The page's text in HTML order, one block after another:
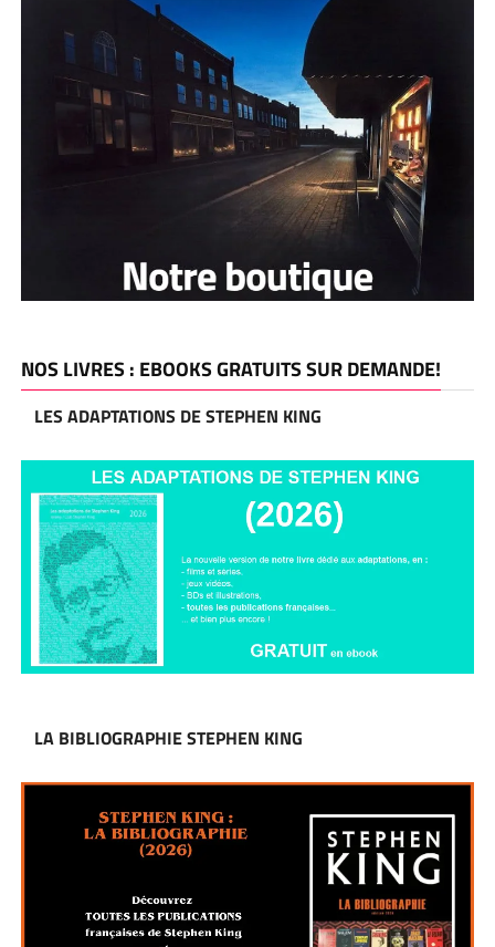
NOS LIVRES : EBOOKS GRATUITS SUR DEMANDE!
LES ADAPTATIONS DE STEPHEN KING
LA BIBLIOGRAPHIE STEPHEN KING